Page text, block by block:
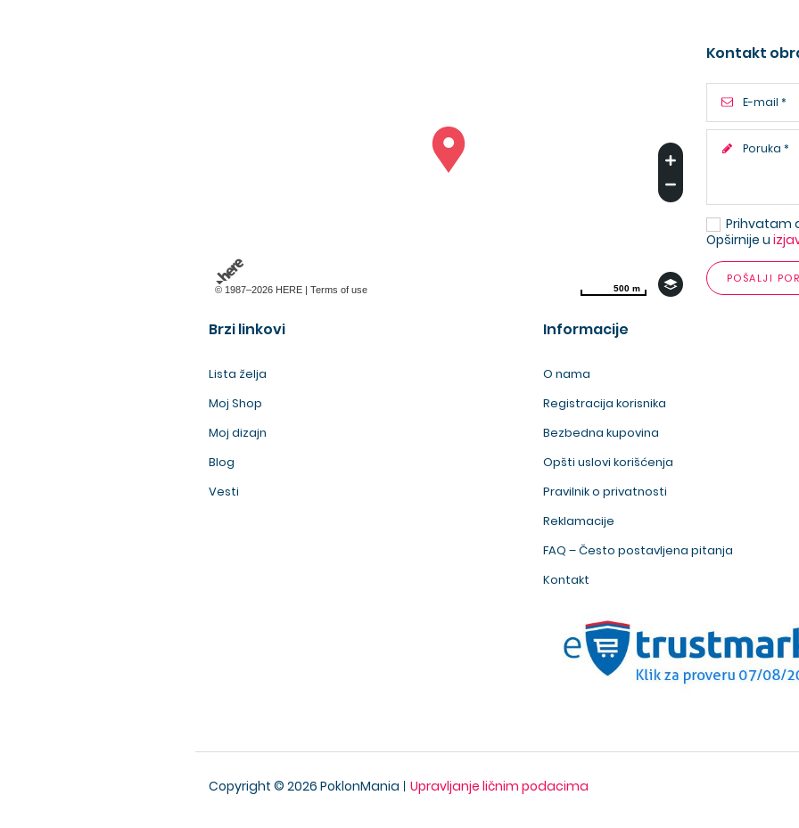
© 1987–2026 HERE | Terms of use 500 m
500 m
Kontakt
Prihvatam
Opširnije u
POŠALJI
Brzi linkovi
Lista želja
Moj Shop
Moj dizajn
Blog
Vesti
Informacije
O nama
Registracija korisnika
Bezbedna kupovina
Opšti uslovi korišćenja
Pravilnik o privatnosti
Reklamacije
FAQ – Često postavljena pitanja
Kontakt
Copyright © 2026 PoklonMania Upravljanje ličnim podacima